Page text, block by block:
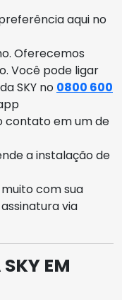
aqui no
Oferecemos
Você pode ligar
SKY no 0800 600
contato em um de
a instalação de
com sua
via
EM